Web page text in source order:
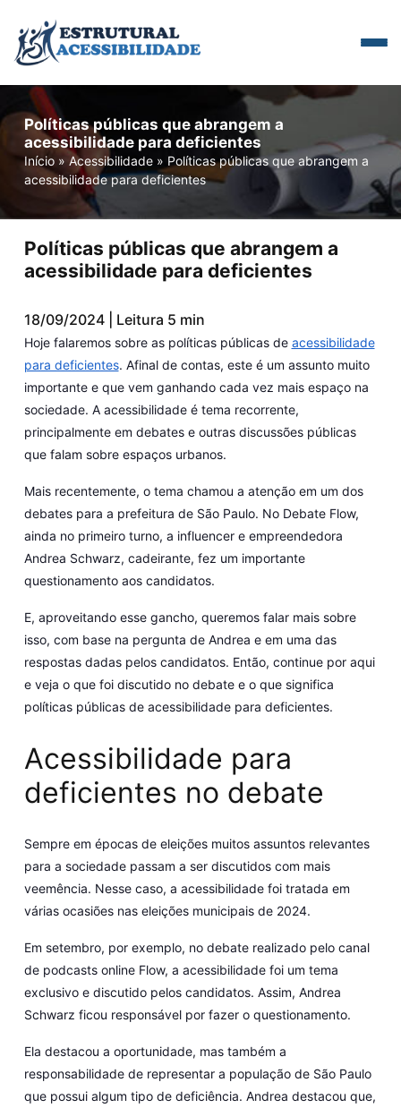
Políticas públicas que abrangem a
acessibilidade para deficientes
Início» Acessibilidade» Políticas públicas que abrangem a
acessibilidade para deficientes
Políticas públicas que abrangem a
acessibilidade para deficientes
18/09/2024 | Leitura 5 min
Hoje falaremos sobre as políticas públicas de acessibilidade
para deficientes. Afinal de contas, este é um assunto muito
importante e que vem ganhando cada vez mais espaço na
sociedade. A acessibilidade é tema recorrente,
principalmente em debates e outras discussões públicas
que falam sobre espaços urbanos.
Mais recentemente, o tema chamou a atenção em um dos
debates para a prefeitura de São Paulo. No Debate Flow,
ainda no primeiro turno, a influencer e empreendedora
Andrea Schwarz, cadeirante, fez um importante
questionamento aos candidatos.
E, aproveitando esse gancho, queremos falar mais sobre
isso, com base na pergunta de Andrea e em uma das
respostas dadas pelos candidatos. Então, continue por aqui
e veja o que foi discutido no debate e o que significa
políticas públicas de acessibilidade para deficientes.
Acessibilidade para
deficientes no debate
Sempre em épocas de eleições muitos assuntos relevantes
para a sociedade passam a ser discutidos com mais
veemência. Nesse caso, a acessibilidade foi tratada em
várias ocasiões nas eleições municipais de 2024.
Em setembro, por exemplo, no debate realizado pelo canal
de podcasts online Flow, a acessibilidade foi um tema
exclusivo e discutido pelos candidatos. Assim, Andrea
Schwarz ficou responsável por fazer o questionamento.
Ela destacou a oportunidade, mas também a
responsabilidade de representar a população de São Paulo
que possui algum tipo de deficiência. Andrea destacou que,